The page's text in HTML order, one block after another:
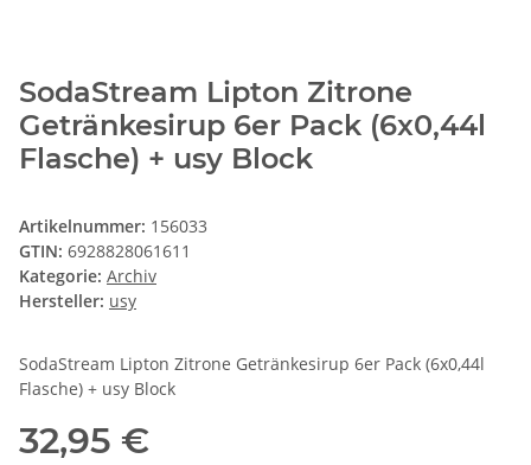
SodaStream Lipton Zitrone
Getränkesirup 6er Pack (6x0,44l
Flasche) + usy Block
Artikelnummer: 156033
GTIN: 6928828061611
Kategorie: Archiv
Hersteller: usy
SodaStream Lipton Zitrone Getränkesirup 6er Pack (6x0,44l
Flasche) + usy Block
32,95 €